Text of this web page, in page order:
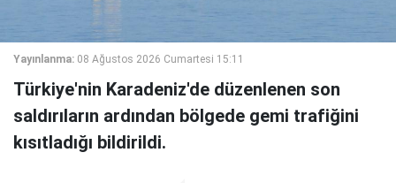
Yayınlanma: 08 Ağustos 2026 Cumartesi 15:11
Türkiye'nin Karadeniz'de düzenlenen son
saldırıların ardından bölgede gemi trafiğini
kısıtladığı bildirildi.